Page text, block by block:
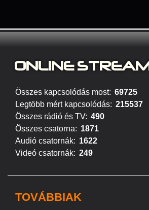
ONLINE STREAM
Összes kapcsolódás most: 69725
Legtöbb mért kapcsolódás: 215537
Összes rádió és TV: 490
Összes csatorna: 1871
Audió csatornák: 1622
Videó csatornák: 249
TOVÁBBIAK